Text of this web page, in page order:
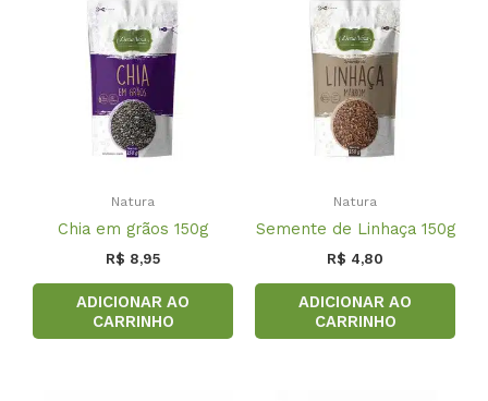
Natura
Chia em grãos 150g
R$ 8,95
ADICIONAR AO
CARRINHO
Natura
Semente de Linhaça 150g
R$ 4,80
ADICIONAR AO
CARRINHO